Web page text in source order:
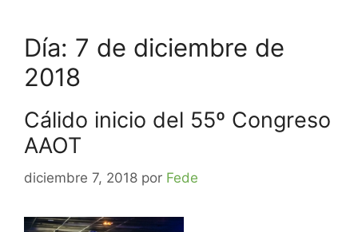
Día: 7 de diciembre de
2018
Cálido inicio del 55º Congreso
AAOT
diciembre 7, 2018 por Fede